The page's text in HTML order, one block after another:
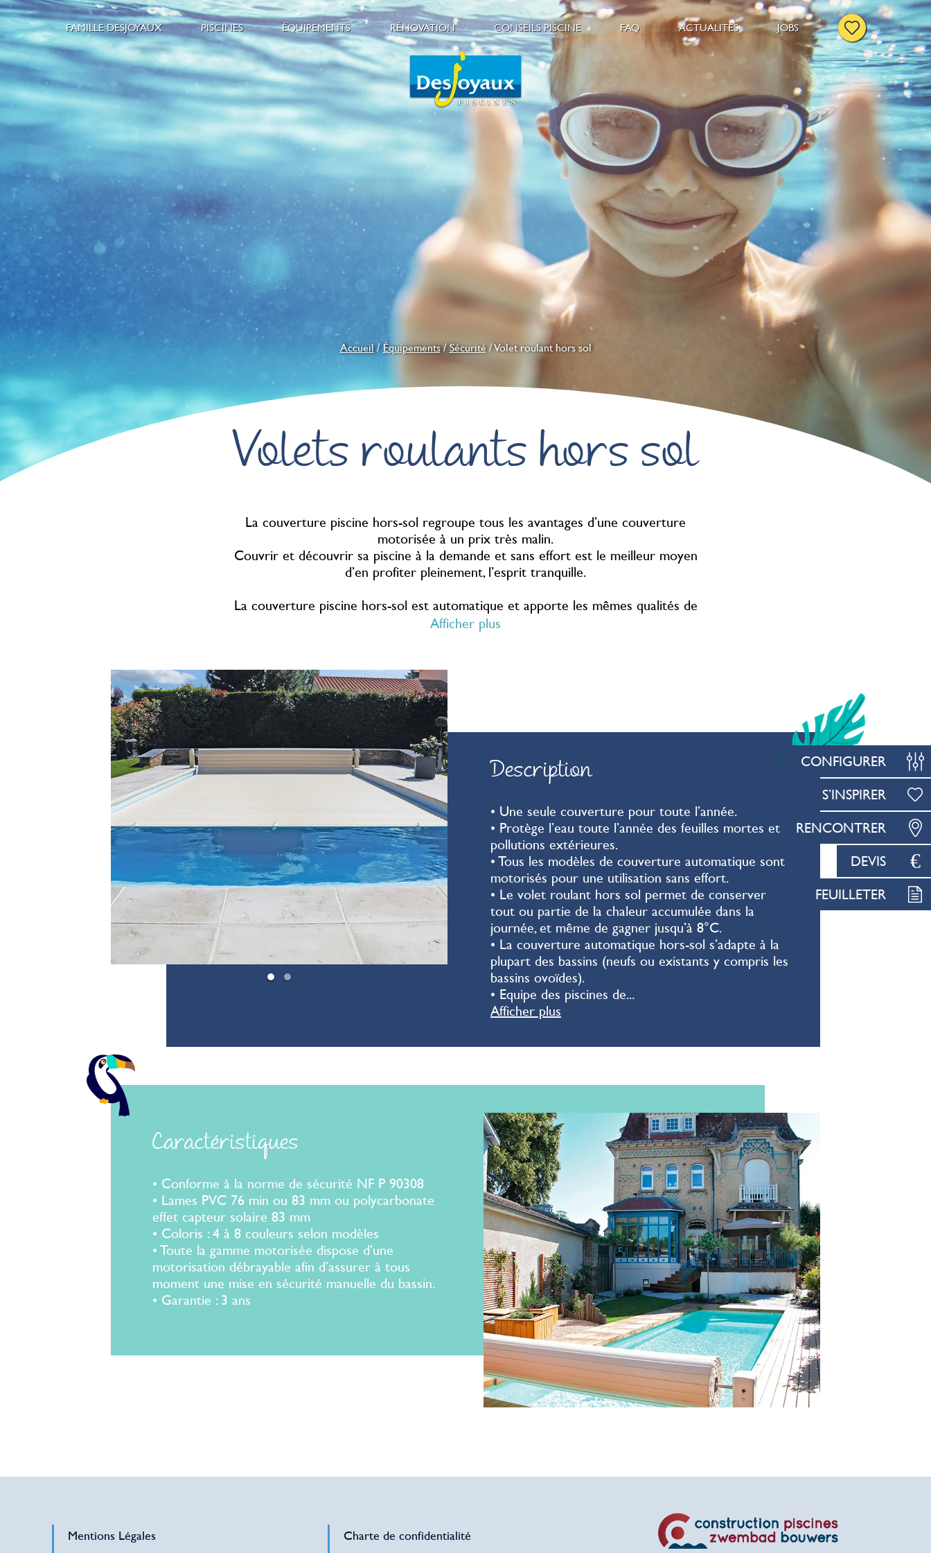
FAMILLE DESJOYAUX
L’esprit Desjoyaux
Nos magasins
Nous rejoindre
PISCINES
Piscines extérieures
Piscines intérieures
Nos Gammes
Construction Piscine
ÉQUIPEMENTS
Sécurité
Confort
Entretien
Chauffage
RÉNOVATION
Réaménager sa piscine
Fuite piscine
CONSEILS PISCINE
Aménagement paysager
Sécurité
Guide Piscine
Entretien & Nettoyage
Bien-être
FAQ ACTUALITÉS JOBS
Accueil/ Équipements/Sécurité/ Volet roulant hors sol
Volets roulants hors sol
La couverture piscine hors-sol regroupe tous les avantages d’une couverture
motorisée à un prix très malin.
Couvrir et découvrir sa piscine à la demande et sans effort est le meilleur moyen
d’en profiter pleinement, l’esprit tranquille.
La couverture piscine hors-sol est automatique et apporte les mêmes qualités de
protection, de gain et de maintien en température qu’une couverture classique, le
travaux.
Piscines Desjoyauxvous propose une gamme complète de couvertures
automatiques hors sol.
Afficher plus
Description
• Une seule couverture pour toute l’année.
• Protège l’eau toute l’année des feuilles mortes et
pollutions extérieures.
• Tous les modèles de couverture automatique sont
motorisés pour une utilisation sans effort.
• Le volet roulant hors sol permet de conserver
tout ou partie de la chaleur accumulée dans la
journée, et même de gagner jusqu’à 8°C.
• La couverture automatique hors-sol s’adapte à la
plupart des bassins (neufs ou existants y compris les
bassins ovoïdes).
• Equipe des piscines de...
Afficher plus
1 2
Caractéristiques
• Conforme à la norme de sécurité NF P 90308
• Lames PVC 76 min ou 83 mm ou polycarbonate
effet capteur solaire 83 mm
• Coloris : 4 à 8 couleurs selon modèles
• Toute la gamme motorisée dispose d’une
motorisation débrayable afin d’assurer à tous
moment une mise en sécurité manuelle du bassin.
• Garantie : 3 ans
Mentions Légales
Charte de confidentialité
CONFIGURER
S’INSPIRER
RENCONTRER
€
DEVIS
FEUILLETER